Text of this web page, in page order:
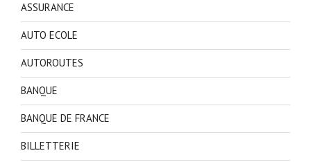
ASSURANCE
AUTO ECOLE
AUTOROUTES
BANQUE
BANQUE DE FRANCE
BILLETTERIE